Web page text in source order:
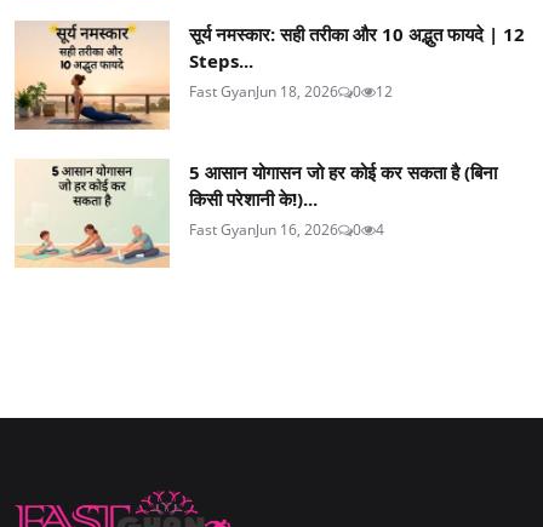
सूर्य नमस्कार: सही तरीका और 10 अद्भुत फायदे | 12
Steps...
Fast GyanJun 18, 2026 0 12
5 आसान योगासन जो हर कोई कर सकता है (बिना
किसी परेशानी के!)...
Fast GyanJun 16, 2026 0 4